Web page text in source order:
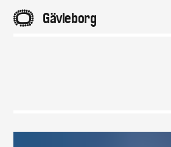
A Gävleborg